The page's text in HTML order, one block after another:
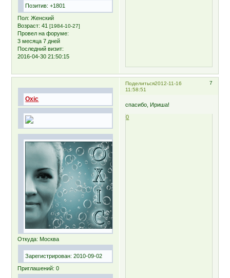
Позитив: +1801
Пол: Женский
Возраст: 41[1984-10-27]
Провел на форуме:
3 месяца 7 дней
Последний визит:
2016-04-30 21:50:15
Поделиться 7
2012-11-16
11:58:51
Oxic
Откуда: Москва
Зарегистрирован: 2010-09-02
Приглашений: 0
спасибо, Ириша!
0